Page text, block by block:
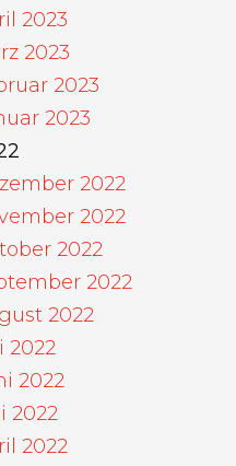
2023
2023
2023
2023
2022
2022
2022
2022
2022
2022
2022
2022
2022